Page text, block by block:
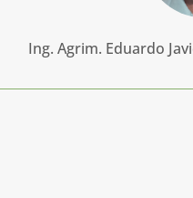
Ing. Agrim. Eduardo